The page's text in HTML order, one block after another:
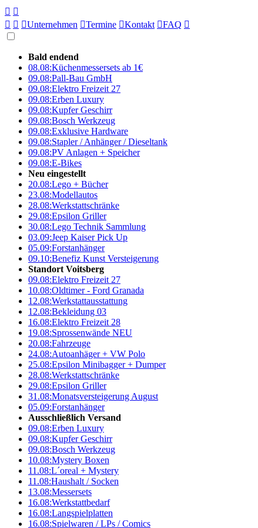
 
  Unternehmen Termine Kontakt FAQ 
Bald endend
08.08:Küchenmessersets ab 1€
09.08:Pall-Bau GmbH
09.08:Elektro Freizeit 27
09.08:Erben Luxury
09.08:Kupfer Geschirr
09.08:Bosch Werkzeug
09.08:Exklusive Hardware
09.08:Stapler / Anhänger / Dieseltank
09.08:PV Anlagen + Speicher
09.08:E-Bikes
Neu eingestellt
20.08:Lego + Bücher
23.08:Modellautos
28.08:Werkstattschränke
29.08:Epsilon Griller
30.08:Lego Technik Sammlung
03.09:Jeep Kaiser Pick Up
05.09:Forstanhänger
09.10:Benefiz Kunst Versteigerung
Standort Voitsberg
09.08:Elektro Freizeit 27
10.08:Oldtimer - Ford Granada
12.08:Werkstattausstattung
12.08:Bekleidung 03
16.08:Elektro Freizeit 28
19.08:Sprossenwände NEU
20.08:Fahrzeuge
24.08:Autoanhäger + VW Polo
25.08:Epsilon Minibagger + Dumper
28.08:Werkstattschränke
29.08:Epsilon Griller
31.08:Monatsversteigerung August
05.09:Forstanhänger
Ausschließlich Versand
09.08:Erben Luxury
09.08:Kupfer Geschirr
09.08:Bosch Werkzeug
10.08:Mystery Boxen
11.08:L´oreal + Mystery
11.08:Haushalt / Socken
13.08:Messersets
16.08:Werkstattbedarf
16.08:Langspielplatten
16.08:Spielwaren / LPs / Comics